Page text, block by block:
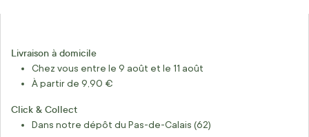
Livraison à domicile
Chez vous entre le 9 août et le 11 août
À partir de 9,90 €
Click & Collect
Dans notre dépôt du Pas-de-Calais (62)